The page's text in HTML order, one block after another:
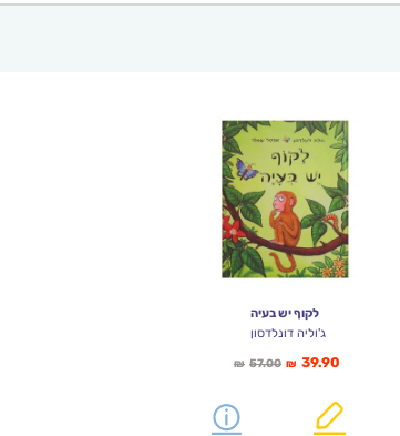
לקוף יש בעיה
ג'וליה דונלדסון
₪ 57.00המחיר
₪57.00.
₪ 39.90
הוא: